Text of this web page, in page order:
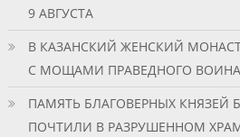
9 АВГУСТА
В КАЗАНСКИЙ ЖЕНСКИЙ
С МОЩАМИ ПРАВЕДНОГО
ПАМЯТЬ БЛАГОВЕРНЫХ КНЯЗЕЙ
ПОЧТИЛИ В РАЗРУШЕННОМ